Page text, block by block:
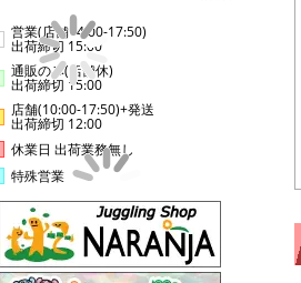
営業(店舗14:00-17:50)
出荷締切 15:00
通販のみ(店舗休)
出荷締切 15:00
店舗(10:00-17:50)+発送
出荷締切 12:00
休業日 出荷業務無し
特殊営業